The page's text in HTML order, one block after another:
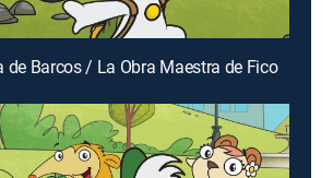
de Barcos / La Obra Maestra de Fico